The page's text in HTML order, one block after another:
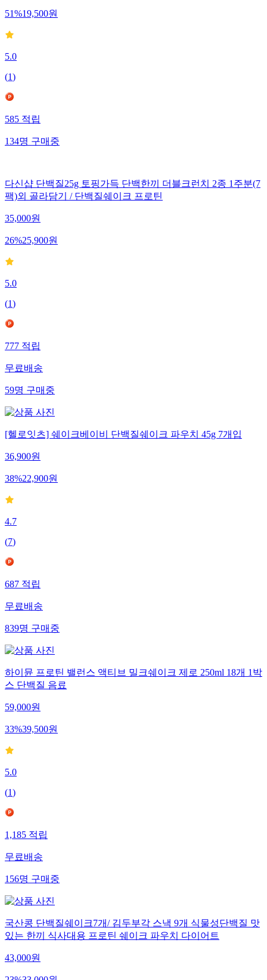
51%19,500원
5.0
(1)
585 적립
134명 구매중
다신샵 단백질25g 토핑가득 단백한끼 더블크런치 2종 1주분(7
팩)외 골라담기 / 단백질쉐이크 프로틴
35,000원
26%25,900원
5.0
(1)
777적립
무료배송
59명구매중
[헬로잇츠] 쉐이크베이비 단백질쉐이크 파우치 45g 7개입
36,900원
38%22,900원
4.7
(7)
687적립
무료배송
839명구매중
하이뮨 프로틴 밸런스 액티브 밀크쉐이크 제로 250ml 18개 1박
스 단백질 음료
59,000원
33%39,500원
5.0
(1)
1,185적립
무료배송
156명구매중
국산콩 단백질쉐이크7개/ 김두부각 스낵 9개 식물성단백질 맛
있는 한끼 식사대용 프로틴 쉐이크 파우치 다이어트
43,000원